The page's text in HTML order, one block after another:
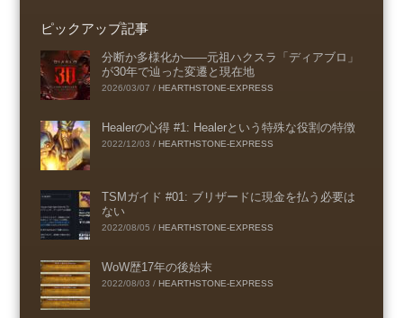
ピックアップ記事
分断か多様化か――元祖ハクスラ「ディアブロ」
が30年で辿った変遷と現在地
2026/03/07 / HEARTHSTONE-EXPRESS
Healerの心得 #1: Healerという特殊な役割の特徴
2022/12/03 / HEARTHSTONE-EXPRESS
TSMガイド #01: ブリザードに現金を払う必要は
ない
2022/08/05 / HEARTHSTONE-EXPRESS
WoW歴17年の後始末
2022/08/03 / HEARTHSTONE-EXPRESS